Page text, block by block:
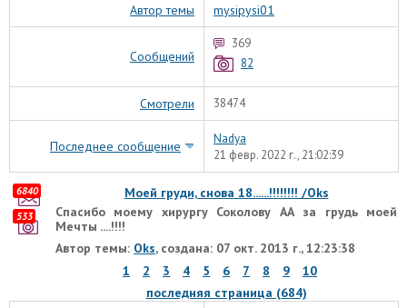
Автор темы mysipysi01
Сообщений
369
82
Смотрели 38474
Последнее сообщение
Nadya
21 февр. 2022 г., 21:02:39
Моей груди, снова 18......!!!!!!!! /Oks
Спасибо моему хирургу Соколову АА за грудь моей
Мечты ....!!!!
Автор темы: Oks, создана: 07 окт. 2013 г., 12:23:38
1
2 3 4 5 6 7 8 9
10
последняя страница (684)
6840
533